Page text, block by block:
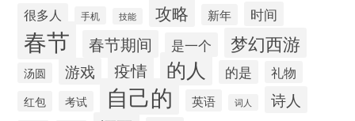
很多人 手机 技能 攻略 新年 时间
春节 春节期间 是一个 梦幻西游
汤圆 游戏 疫情 的人 的是 礼物
红包 考试 自己的 英语 词人 诗人